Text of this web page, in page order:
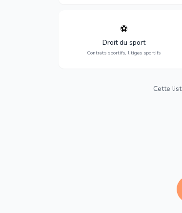
⚽
Droit du sport
Contrats sportifs, litiges sportifs
Expertise en droit sportif : contrats de
sportifs, transferts, sponsoring et
contentieux.
Cette